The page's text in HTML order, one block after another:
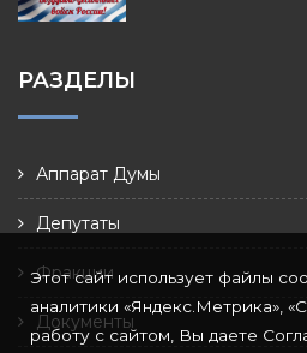
РАЗДЕЛЫ
Аппарат Думы
Депутаты
Фракции
Документы
Этот сайт использует файлы
аналитики «Яндекс.Метрика»,
работу с сайтом, Вы даете